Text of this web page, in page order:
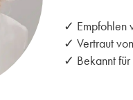
✓ Empfohlen
✓ Vertraut
✓ Bekannt